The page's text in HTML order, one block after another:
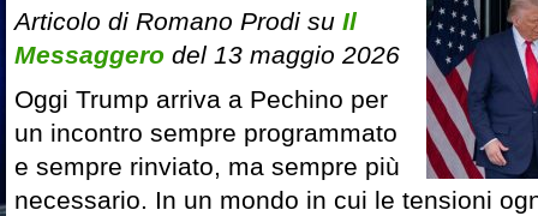
Articolo di Romano Prodi su Il
Messaggero del 13 maggio 2026
Oggi Trump arriva a Pechino per
un incontro sempre programmato
e sempre rinviato, ma sempre più
necessario. In un mondo in cui le tensioni